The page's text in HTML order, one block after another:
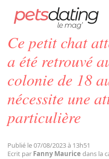
PETS DATING ACTUALITÉS
Ce petit chat
a été retrouvé
colonie de 18
nécessite une
particulière
Publié le 07/08/2023 à 13h51
Ecrit par Fanny Maurice dans la